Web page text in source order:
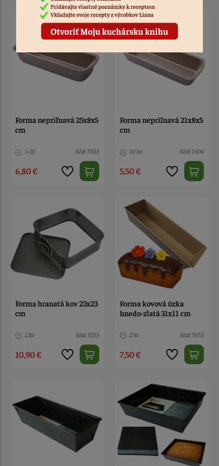
Forma nepriľnavá 25x8x5
cm
> 10 Kód: 7303
6,80 €
Forma nepriľnavá 21x8x5
cm
10 ks Kód: 7304
5,50 €
Forma hranatá kov 23x23
cm
2 ks Kód: 7255
10,90 €
Forma kovová úzka
hnedo-zlatá 31x11 cm
2 ks Kód: 7053
7,50 €